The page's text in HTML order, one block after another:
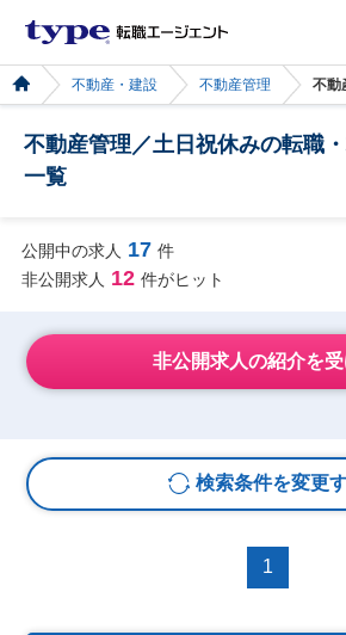
不動産・建設 不動産管理 不動
不動産管理／土日祝休みの転職
一覧
公開中の求人 17 件
非公開求人 12 件がヒット
非公開求人の紹介を
検索条件を変更
1